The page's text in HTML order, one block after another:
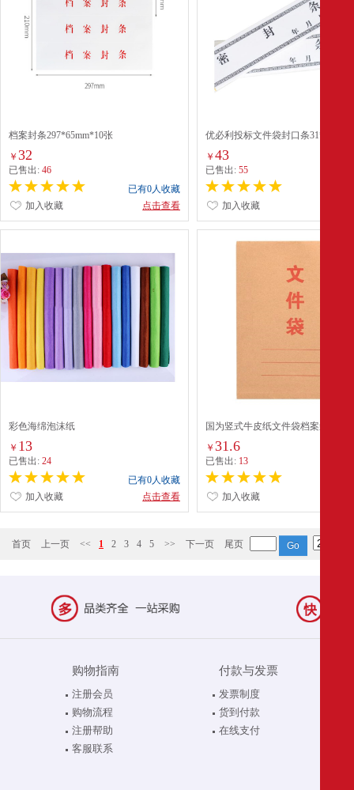
档案封条297*65mm*10张
￥ 32
已售出: 46
已有0人收藏
点击查看
加入收藏
优必利投标文件袋封口条
￥43
已售出:55
加入收藏
彩色海绵泡沫纸
￥ 13
已售出: 24
已有0人收藏
点击查看
加入收藏
国为竖式牛皮纸文件袋档案袋*10
200G
￥31.6
已售出: 13
加入收藏
首页 上一页 << 1 2 3 4 5 >> 下一页 尾页
购物指南
注册会员
购物流程
注册帮助
客服联系
付款与发票
发票制度
货到付款
在线支付